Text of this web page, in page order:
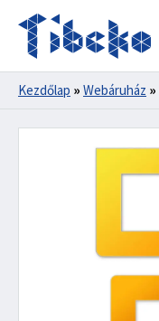
Kezdőlap » Webáruház »